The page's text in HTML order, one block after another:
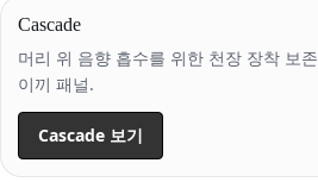
Cascade
머리 위 음향 흡수를 위한 천장 장착 보존
이끼 패널.
Cascade 보기